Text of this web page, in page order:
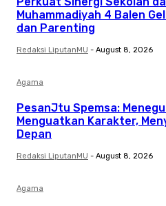
Muhammadiyah 4 Balen
dan Parenting
Redaksi LiputanMU - August 8, 2026
Agama
PesanJtu Spemsa:
Menguatkan Karakter,
Depan
Redaksi LiputanMU - August 8, 2026
Agama